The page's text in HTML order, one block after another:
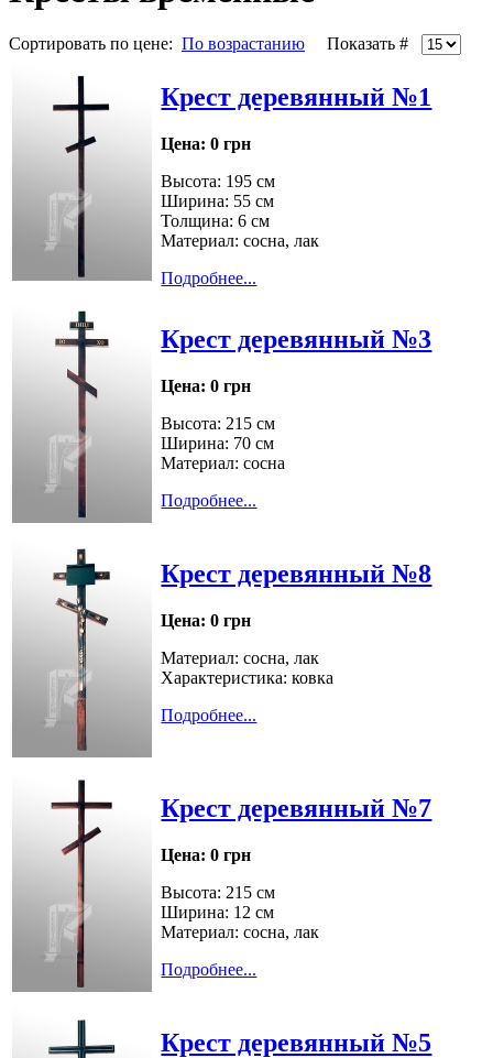
Сортировать по цене: По возрастанию Показать #
Крест деревянный №1
Цена: 0 грн
Высота: 195 см
Ширина: 55 см
Толщина: 6 см
Материал: сосна, лак
Подробнее...
Крест деревянный №3
Цена: 0 грн
Высота: 215 см
Ширина: 70 см
Материал: сосна
Подробнее...
Крест деревянный №8
Цена: 0 грн
Материал: сосна, лак
Характеристика: ковка
Подробнее...
Крест деревянный №7
Цена: 0 грн
Высота: 215 см
Ширина: 12 см
Материал: сосна, лак
Подробнее...
Крест деревянный №5